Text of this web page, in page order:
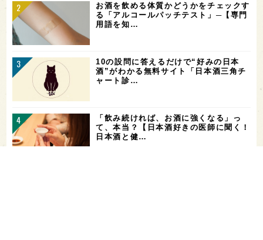
お酒を飲める体質かどうかをチェックす
る「アルコールパッチテスト」─【専門
用語を知…
10の設問に答えるだけで“好みの日本
酒”がわかる無料サイト「日本酒三角チ
ャート診…
「飲み続ければ、お酒に強くなる」っ
て、本当？【日本酒好きの医師に聞く！
日本酒と健…